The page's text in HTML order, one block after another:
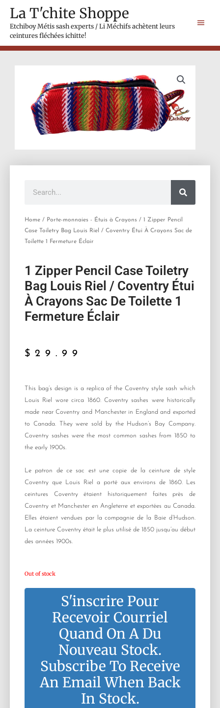
content
La T'chite Shoppe
Etchiboy Métis sash experts / Li Méchifs achètent leurs
ceintures fléchées ichitte!
Home / Porte-monnaies - Étuis à Crayons / 1 Zipper Pencil
Case Toiletry Bag Louis Riel / Coventry Étui À Crayons Sac de
Toilette 1 Fermeture Éclair
1 Zipper Pencil Case Toiletry
Bag Louis Riel / Coventry Étui
À Crayons Sac De Toilette 1
Fermeture Éclair
$ 29.99
This bag’s design is a replica of the Coventry style sash which
Louis Riel wore circa 1860. Coventry sashes were historically
made near Coventry and Manchester in England and exported
to Canada. They were sold by the Hudson’s Bay Company.
Coventry sashes were the most common sashes from 1850 to
the early 1900s.
Le patron de ce sac est une copie de la ceinture de style
Coventry que Louis Riel a porté aux environs de 1860. Les
ceintures Coventry étaient historiquement faites près de
Coventry et Manchester en Angleterre et exportées au Canada.
Elles étaient vendues par la compagnie de la Baie d’Hudson.
La ceinture Coventry était le plus utilisé de 1850 jusqu’au début
des années 1900s.
Out of stock
S'inscrire Pour
Recevoir Courriel
Quand On A Du
Nouveau Stock.
Subscribe To Receive
An Email When Back
In Stock.